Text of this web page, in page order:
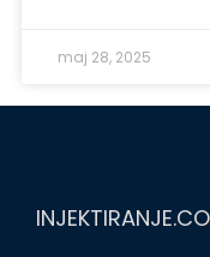
maj 28, 2025